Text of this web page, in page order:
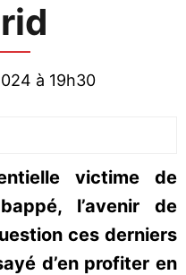
à 19h30
victime de
l’avenir de
ces derniers
d’en profiter en